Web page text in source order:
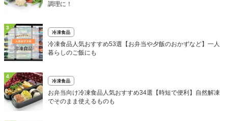
調理に！
3
冷凍食品
冷凍食品人気おすすめ53選【お弁当や夕飯のおかずなど】一人
暮らしのご飯にも
4
冷凍食品
お弁当向け冷凍食品人気おすすめ34選【時短で便利】自然解凍
でそのまま使えるものも